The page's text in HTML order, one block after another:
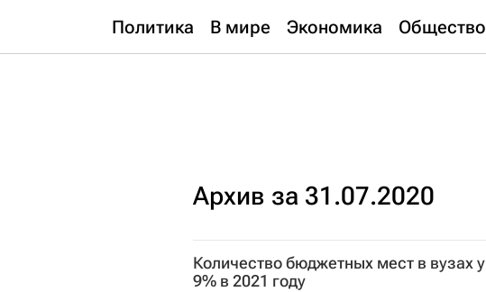
Политика В мире Экономика Общество
Архив за 31.07.2020
Количество бюджетных мест в вузах
9% в 2021 году